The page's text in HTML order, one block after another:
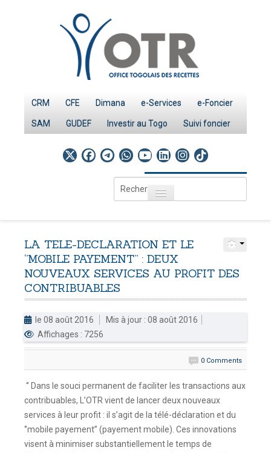
CRM CFE Dimana e-Services e-Foncier
SAM GUDEF Investir au Togo Suivi foncier
Rechercher
Toggle navigation
IMPÔTS
Le système fiscal
DOUANES
ACTUALITES
Toute l'actualité!
Toute la Documentation
LA TELE-DECLARATION ET LE
‘’MOBILE PAYEMENT’’ : DEUX
NOUVEAUX SERVICES AU PROFIT DES
CONTRIBUABLES
le 08 août 2016
Mis à jour : 08 août 2016
Affichages : 7256
0 Comments
‘’ Dans le souci permanent de faciliter les transactions aux
contribuables, L’OTR vient de lancer deux nouveaux
services à leur profit : il s’agit de la télé-déclaration et du
‘’mobile payement’’ (payement mobile). Ces innovations
visent à minimiser substantiellement le temps de